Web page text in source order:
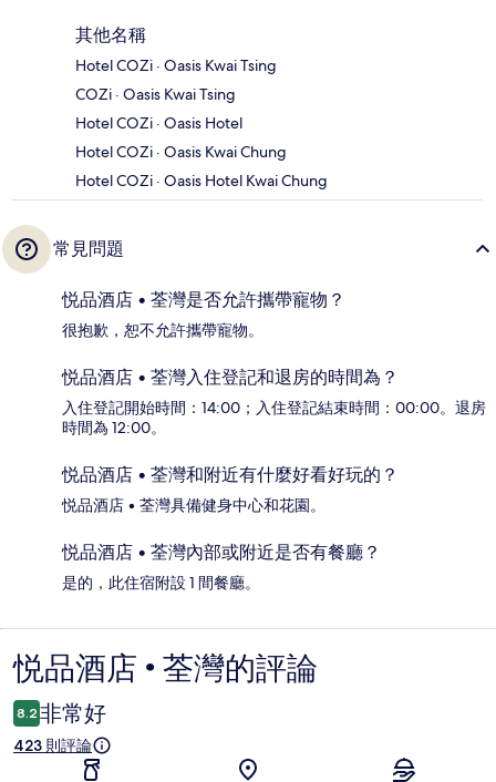
其他名稱
Hotel COZi · Oasis Kwai Tsing
COZi · Oasis Kwai Tsing
Hotel COZi · Oasis Hotel
Hotel COZi · Oasis Kwai Chung
Hotel COZi · Oasis Hotel Kwai Chung
常見問題
悦品酒店 • 荃灣是否允許攜帶寵物？
很抱歉，恕不允許攜帶寵物。
悦品酒店 • 荃灣入住登記和退房的時間為？
入住登記開始時間：14:00；入住登記結束時間：00:00。退房
時間為 12:00。
悦品酒店 • 荃灣和附近有什麼好看好玩的？
悦品酒店 • 荃灣具備健身中心和花園。
悦品酒店 • 荃灣內部或附近是否有餐廳？
是的，此住宿附設 1 間餐廳。
評
論
悦品酒店 • 荃灣的評論
8.2 非常好
423 則評論